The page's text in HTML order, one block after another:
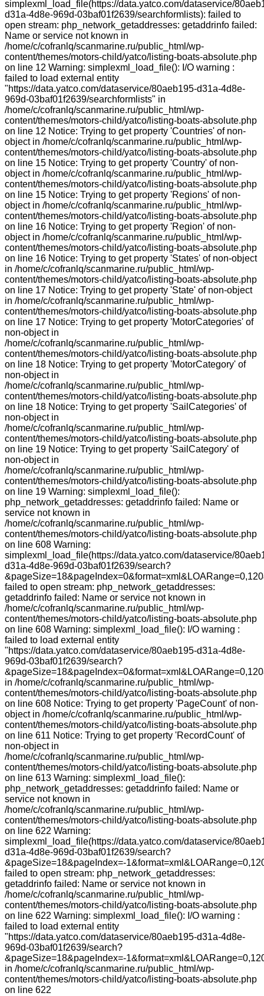
simplexml_load_file(https://data.yatco.com/dataservice/
d31a-4d8e-969d-03baf01f2639/searchformlists): failed to
open stream: php_network_getaddresses: getaddrinfo failed:
Name or service not known in
/home/c/cofranlq/scanmarine.ru/public_html/wp-
content/themes/motors-child/yatco/listing-boats-absolute.php
on line 12 Warning: simplexml_load_file(): I/O warning :
failed to load external entity
"https://data.yatco.com/dataservice/80aeb195-d31a-4d8e-
969d-03baf01f2639/searchformlists" in
/home/c/cofranlq/scanmarine.ru/public_html/wp-
content/themes/motors-child/yatco/listing-boats-absolute.php
on line 12 Notice: Trying to get property 'Countries' of non-
object in /home/c/cofranlq/scanmarine.ru/public_html/wp-
content/themes/motors-child/yatco/listing-boats-absolute.php
on line 15 Notice: Trying to get property 'Country' of non-
object in /home/c/cofranlq/scanmarine.ru/public_html/wp-
content/themes/motors-child/yatco/listing-boats-absolute.php
on line 15 Notice: Trying to get property 'Regions' of non-
object in /home/c/cofranlq/scanmarine.ru/public_html/wp-
content/themes/motors-child/yatco/listing-boats-absolute.php
on line 16 Notice: Trying to get property 'Region' of non-
object in /home/c/cofranlq/scanmarine.ru/public_html/wp-
content/themes/motors-child/yatco/listing-boats-absolute.php
on line 16 Notice: Trying to get property 'States' of non-object
in /home/c/cofranlq/scanmarine.ru/public_html/wp-
content/themes/motors-child/yatco/listing-boats-absolute.php
on line 17 Notice: Trying to get property 'State' of non-object
in /home/c/cofranlq/scanmarine.ru/public_html/wp-
content/themes/motors-child/yatco/listing-boats-absolute.php
on line 17 Notice: Trying to get property 'MotorCategories' of
non-object in
/home/c/cofranlq/scanmarine.ru/public_html/wp-
content/themes/motors-child/yatco/listing-boats-absolute.php
on line 18 Notice: Trying to get property 'MotorCategory' of
non-object in
/home/c/cofranlq/scanmarine.ru/public_html/wp-
content/themes/motors-child/yatco/listing-boats-absolute.php
on line 18 Notice: Trying to get property 'SailCategories' of
non-object in
/home/c/cofranlq/scanmarine.ru/public_html/wp-
content/themes/motors-child/yatco/listing-boats-absolute.php
on line 19 Notice: Trying to get property 'SailCategory' of
non-object in
/home/c/cofranlq/scanmarine.ru/public_html/wp-
content/themes/motors-child/yatco/listing-boats-absolute.php
on line 19 Warning: simplexml_load_file():
php_network_getaddresses: getaddrinfo failed: Name or
service not known in
/home/c/cofranlq/scanmarine.ru/public_html/wp-
content/themes/motors-child/yatco/listing-boats-absolute.php
on line 608 Warning:
simplexml_load_file(https://data.yatco.com/dataservice/
d31a-4d8e-969d-03baf01f2639/search?
failed to open stream: php_network_getaddresses:
getaddrinfo failed: Name or service not known in
/home/c/cofranlq/scanmarine.ru/public_html/wp-
content/themes/motors-child/yatco/listing-boats-absolute.php
on line 608 Warning: simplexml_load_file(): I/O warning :
failed to load external entity
"https://data.yatco.com/dataservice/80aeb195-d31a-4d8e-
969d-03baf01f2639/search?
in /home/c/cofranlq/scanmarine.ru/public_html/wp-
content/themes/motors-child/yatco/listing-boats-absolute.php
on line 608 Notice: Trying to get property 'PageCount' of non-
object in /home/c/cofranlq/scanmarine.ru/public_html/wp-
content/themes/motors-child/yatco/listing-boats-absolute.php
on line 611 Notice: Trying to get property 'RecordCount' of
non-object in
/home/c/cofranlq/scanmarine.ru/public_html/wp-
content/themes/motors-child/yatco/listing-boats-absolute.php
on line 613 Warning: simplexml_load_file():
php_network_getaddresses: getaddrinfo failed: Name or
service not known in
/home/c/cofranlq/scanmarine.ru/public_html/wp-
content/themes/motors-child/yatco/listing-boats-absolute.php
on line 622 Warning:
simplexml_load_file(https://data.yatco.com/dataservice/
d31a-4d8e-969d-03baf01f2639/search?
&pageSize=18&pageIndex=-
failed to open stream: php_network_getaddresses:
getaddrinfo failed: Name or service not known in
/home/c/cofranlq/scanmarine.ru/public_html/wp-
content/themes/motors-child/yatco/listing-boats-absolute.php
on line 622 Warning: simplexml_load_file(): I/O warning :
failed to load external entity
"https://data.yatco.com/dataservice/80aeb195-d31a-4d8e-
969d-03baf01f2639/search?
&pageSize=18&pageIndex=-
in /home/c/cofranlq/scanmarine.ru/public_html/wp-
content/themes/motors-child/yatco/listing-boats-absolute.php
on line 622